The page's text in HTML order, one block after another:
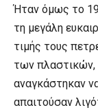
Ήταν όμως το
τη μεγάλη
τιμής τους
των πλαστικών,
αναγκάστηκαν
απαιτούσαν